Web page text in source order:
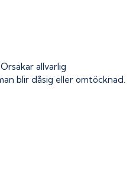
Orsakar allvarlig
blir dåsig eller omtöcknad.